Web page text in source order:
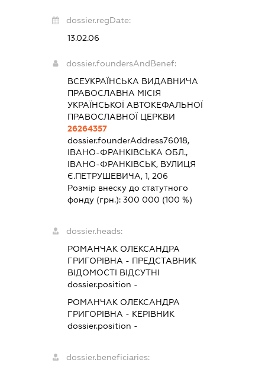
dossier.regDate:
13.02.06
dossier.foundersAndBenef:
ВСЕУКРАЇНСЬКА ВИДАВНИЧА
ПРАВОСЛАВНА МІСІЯ
УКРАЇНСЬКОЇ АВТОКЕФАЛЬНОЇ
ПРАВОСЛАВНОЇ ЦЕРКВИ
26264357
dossier.founderAddress76018,
ІВАНО-ФРАНКІВСЬКА ОБЛ.,
ІВАНО-ФРАНКІВСЬК, ВУЛИЦЯ
Є.ПЕТРУШЕВИЧА, 1, 206
Розмір внеску до статутного
фонду (грн.):300 000 (100 %)
dossier.heads:
РОМАНЧАК ОЛЕКСАНДРА
ГРИГОРІВНА - ПРЕДСТАВНИК
ВІДОМОСТІ ВІДСУТНІ
dossier.position -
РОМАНЧАК ОЛЕКСАНДРА
ГРИГОРІВНА - КЕРІВНИК
dossier.position -
dossier.beneficiaries: